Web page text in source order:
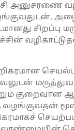
அனுசரணை
சிறப்பு
குறைவான
மூலம்,